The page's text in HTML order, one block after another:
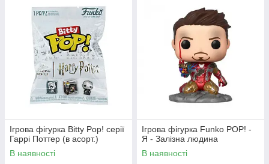
Ігрова фігурка Bitty Pop! серії
Гаррі Поттер (в асорт.)
В наявності
Ігрова фігурка Funko POP! -
Я - Залізна людина
В наявності